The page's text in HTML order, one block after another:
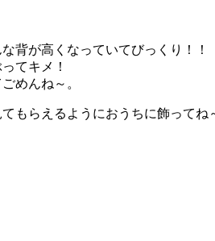
背が高くなっていてびっくり！！
てキメ！
めんね～。
もらえるようにおうちに飾ってね